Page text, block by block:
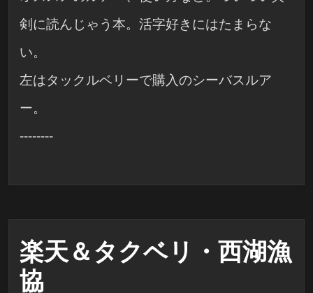
剣に読んじゃう本。活字好きにはたまらな
い。
左はタックルベリーで購入のシーバスルア
ー。
--------
楽天＆タクベリ・西湖漁
協